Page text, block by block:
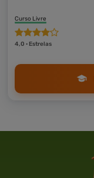
Curso Livre
4,0 · Estrelas